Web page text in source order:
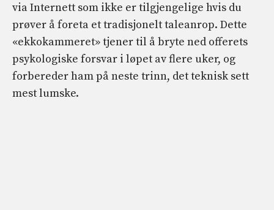
via Internett som ikke er tilgjengelige hvis du
prøver å foreta et tradisjonelt taleanrop. Dette
«ekkokammeret» tjener til å bryte ned offerets
psykologiske forsvar i løpet av flere uker, og
forbereder ham på neste trinn, det teknisk sett
mest lumske.